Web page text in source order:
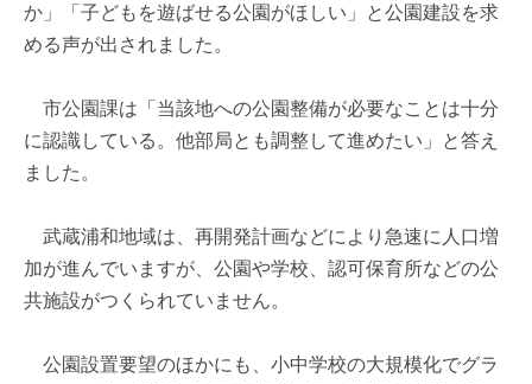
か」「子どもを遊ばせる公園がほしい」と公園建設を求
める声が出されました。
市公園課は「当該地への公園整備が必要なことは十分
に認識している。他部局とも調整して進めたい」と答え
ました。
武蔵浦和地域は、再開発計画などにより急速に人口増
加が進んでいますが、公園や学校、認可保育所などの公
共施設がつくられていません。
公園設置要望のほかにも、小中学校の大規模化でグラ